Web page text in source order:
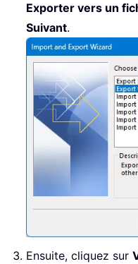
Exporter vers un
Suivant.
Ensuite, cliquez sur